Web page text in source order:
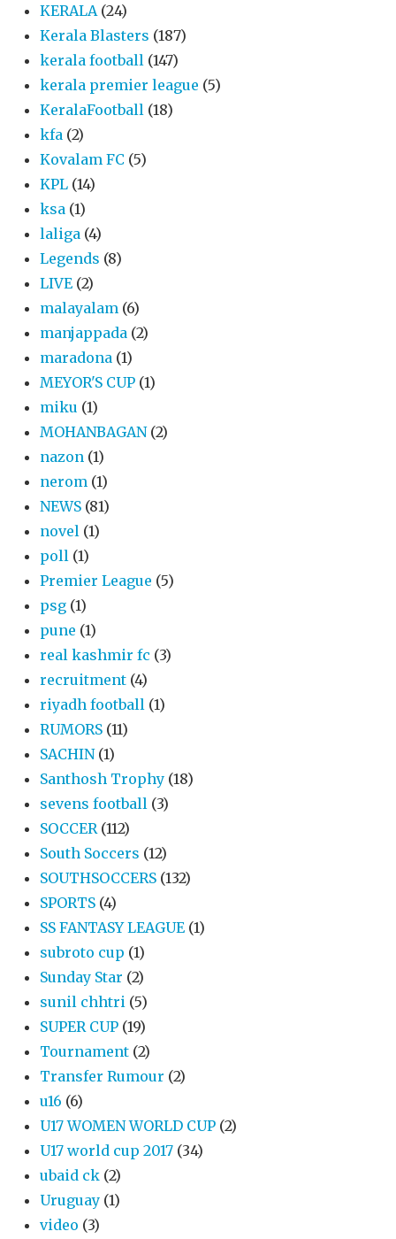
KERALA (24)
Kerala Blasters (187)
kerala football (147)
kerala premier league (5)
KeralaFootball (18)
kfa (2)
Kovalam FC (5)
KPL (14)
ksa (1)
laliga (4)
Legends (8)
LIVE (2)
malayalam (6)
manjappada (2)
maradona (1)
MEYOR'S CUP (1)
miku (1)
MOHANBAGAN (2)
nazon (1)
nerom (1)
NEWS (81)
novel (1)
poll (1)
Premier League (5)
psg (1)
pune (1)
real kashmir fc (3)
recruitment (4)
riyadh football (1)
RUMORS (11)
SACHIN (1)
Santhosh Trophy (18)
sevens football (3)
SOCCER (112)
South Soccers (12)
SOUTHSOCCERS (132)
SPORTS (4)
SS FANTASY LEAGUE (1)
subroto cup (1)
Sunday Star (2)
sunil chhtri (5)
SUPER CUP (19)
Tournament (2)
Transfer Rumour (2)
u16 (6)
U17 WOMEN WORLD CUP (2)
U17 world cup 2017 (34)
ubaid ck (2)
Uruguay (1)
video (3)